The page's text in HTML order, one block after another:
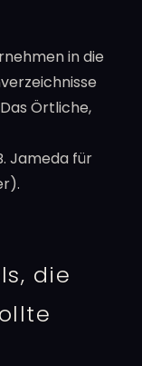
in die
Örtliche,
Jameda für
die